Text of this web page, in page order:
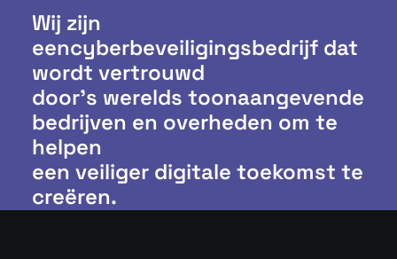
Wij zijn
eencyberbeveiligingsbedrijf dat
wordt vertrouwd
door’s werelds toonaangevende
bedrijven en overheden om te
helpen
een veiliger digitale toekomst te
creëren.